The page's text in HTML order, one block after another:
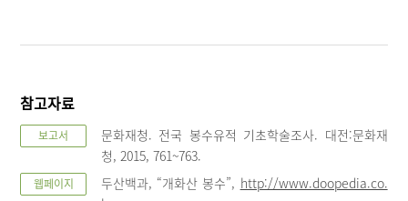
참고자료
보고서
문화재청. 전국 봉수유적 기초학술조사. 대전:문화재
청, 2015, 761~763.
웹페이지 두산백과, “개화산 봉수”, http://www.doopedia.co.